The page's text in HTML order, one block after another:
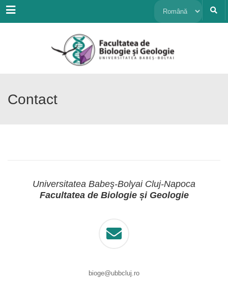
Menu Alege
limbă
Contact
Universitatea Babeş-Bolyai Cluj-Napoca
Facultatea de Biologie și Geologie
bioge@ubbcluj.ro